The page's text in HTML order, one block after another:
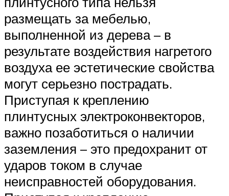
размещать за мебелью,
выполненной из дерева – в
результате воздействия нагретого
воздуха ее эстетические свойства
могут серьезно пострадать.
Приступая к креплению
плинтусных электроконвекторов,
важно позаботиться о наличии
заземления – это предохранит от
ударов током в случае
неисправностей оборудования.